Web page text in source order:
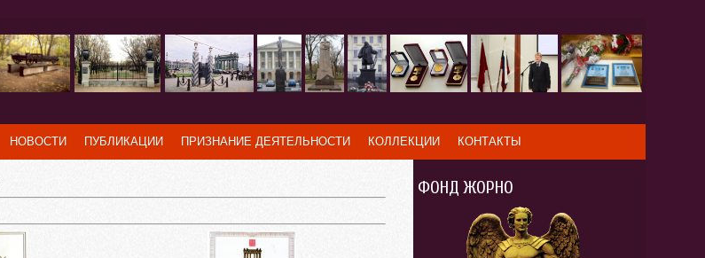
НОВОСТИ ПУБЛИКАЦИИ ПРИЗНАНИЕ ДЕЯТЕЛЬНОСТИ КОЛЛЕКЦИИ КОНТАКТЫ
ФОНД ЖОРНО